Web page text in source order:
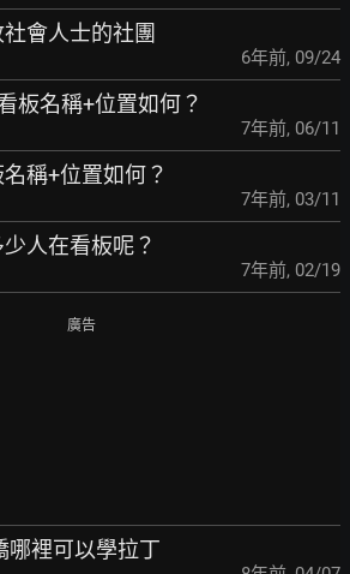
會人士的社團
6年前, 09/24
板名稱+位置如何？
7年前, 06/11
稱+位置如何？
7年前, 03/11
人在看板呢？
7年前, 02/19
廣告
哪裡可以學拉丁